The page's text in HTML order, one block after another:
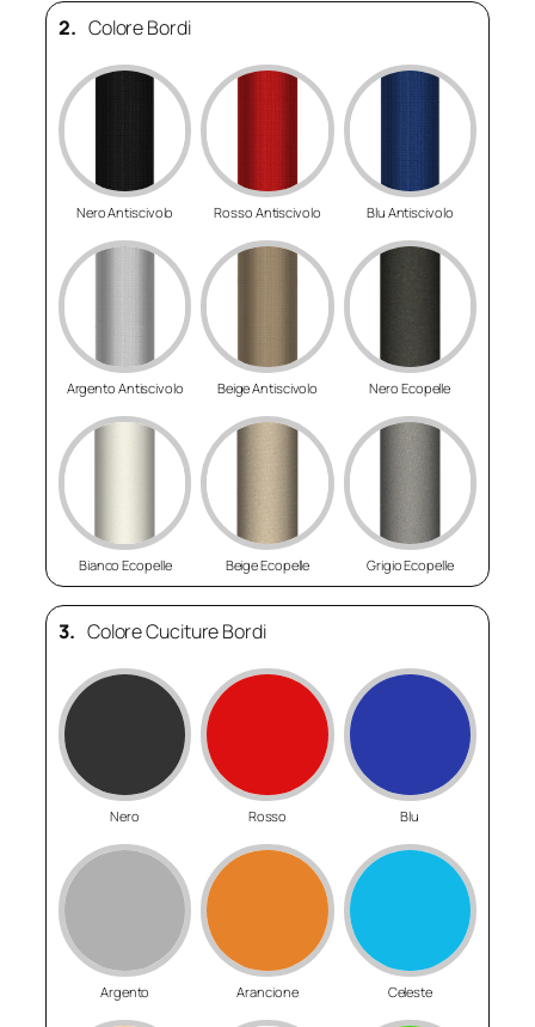
2. Colore Bordi
Nero Antiscivolo Rosso Antiscivolo Blu Antiscivolo
Argento Antiscivolo Beige Antiscivolo Nero Ecopelle
Bianco Ecopelle Beige Ecopelle Grigio Ecopelle
3. Colore Cuciture Bordi
Nero Rosso Blu
Argento Arancione Celeste